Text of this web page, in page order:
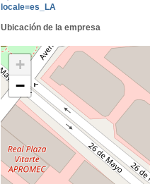
locale=es_LA
Ubicación de la empresa
+
−